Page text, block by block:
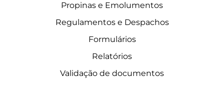
Propinas e Emolumentos
Regulamentos e Despachos
Formulários
Relatórios
Validação de documentos